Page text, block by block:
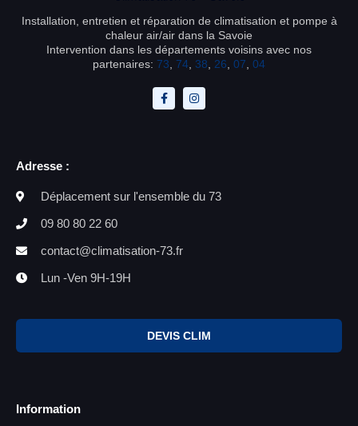
Installation, entretien et réparation de climatisation et pompe à
chaleur air/air dans la Savoie
Intervention dans les départements voisins avec nos
partenaires: 73 74 38 26 07 04
Adresse :
Déplacement sur l'ensemble du 73
09 80 80 22 60
contact@climatisation-73.fr
Lun -Ven 9H-19H
DEVIS CLIM
Information